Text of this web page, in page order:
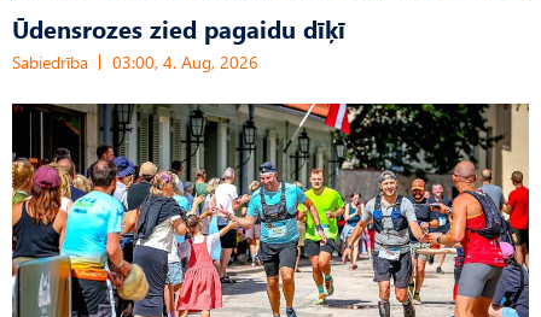
Ūdensrozes zied pagaidu dīķī
Sabiedrība 03:00, 4. Aug, 2026